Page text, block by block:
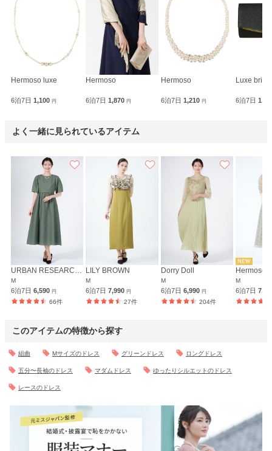
Hermoso luxe
6泊7日 1,100 円
Hermoso
6泊7日1,870円
Hermoso
6泊7日 1,210 円
Luxe brille
6泊7日
よく一緒に見られているアイテム
M
6泊7日 6,590 円
66件
LILY BROWN
M
6泊7日7,990円
27件
Dorry Doll
M
6泊7日 6,990 円
204件
Hermoso
M
6泊7日
このアイテムの特徴から探す
組曲 Mサイズのドレス グリーンドレス ロングドレス
五分〜長袖のドレス マダムドレス ゆったりシルエットのドレス
レースのドレス